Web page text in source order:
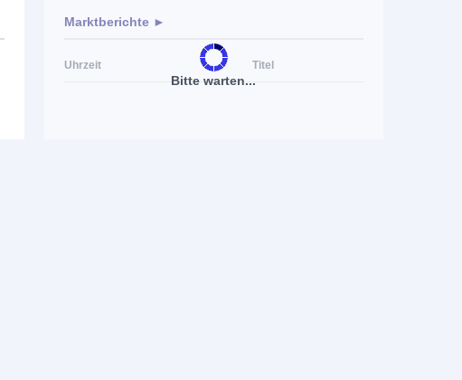
Bitte warten...
Marktberichte ►
Uhrzeit Titel